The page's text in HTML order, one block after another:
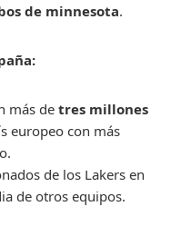
de minnesota.
más de tres millones
europeo con más
de los Lakers en
de otros equipos.